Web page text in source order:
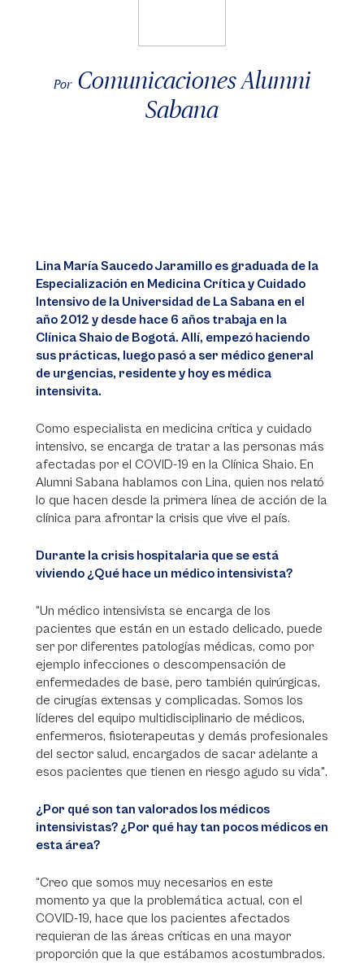
Por Comunicaciones Alumni
Sabana
Lina María Saucedo Jaramillo es graduada de la
Especialización en Medicina Crítica y Cuidado
Intensivo de la Universidad de La Sabana en el
año 2012 y desde hace 6 años trabaja en la
Clínica Shaio de Bogotá. Allí, empezó haciendo
sus prácticas, luego pasó a ser médico general
de urgencias, residente y hoy es médica
intensivita.
Como especialista en medicina crítica y cuidado
intensivo, se encarga de tratar a las personas más
afectadas por el COVID-19 en la Clínica Shaio. En
Alumni Sabana hablamos con Lina, quien nos relató
lo que hacen desde la primera línea de acción de la
clínica para afrontar la crisis que vive el país.
Durante la crisis hospitalaria que se está
viviendo ¿Qué hace un médico intensivista?
“Un médico intensivista se encarga de los
pacientes que están en un estado delicado, puede
ser por diferentes patologías médicas, como por
ejemplo infecciones o descompensación de
enfermedades de base, pero también quirúrgicas,
de cirugías extensas y complicadas. Somos los
líderes del equipo multidisciplinario de médicos,
enfermeros, fisioterapeutas y demás profesionales
del sector salud, encargados de sacar adelante a
esos pacientes que tienen en riesgo agudo su vida".
¿Por qué son tan valorados los médicos
intensivistas? ¿Por qué hay tan pocos médicos en
esta área?
“Creo que somos muy necesarios en este
momento ya que la problemática actual, con el
COVID-19, hace que los pacientes afectados
requieran de las áreas críticas en una mayor
proporción que la que estábamos acostumbrados.